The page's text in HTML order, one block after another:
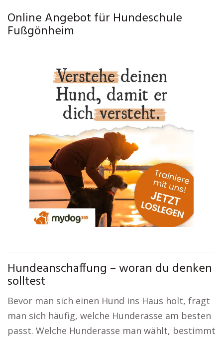
Online Angebot für Hundeschule
Fußgönheim
Hundeanschaffung – woran du denken
solltest
Bevor man sich einen Hund ins Haus holt, fragt
man sich häufig, welche Hunderasse am besten
passt. Welche Hunderasse man wählt, bestimmt